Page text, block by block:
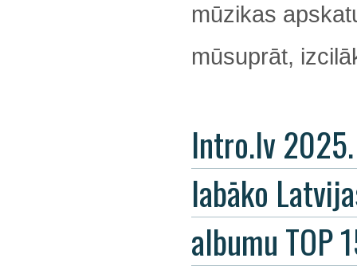
mūzikas
mūsuprāt,
Intro.lv
labāko
albumu TOP